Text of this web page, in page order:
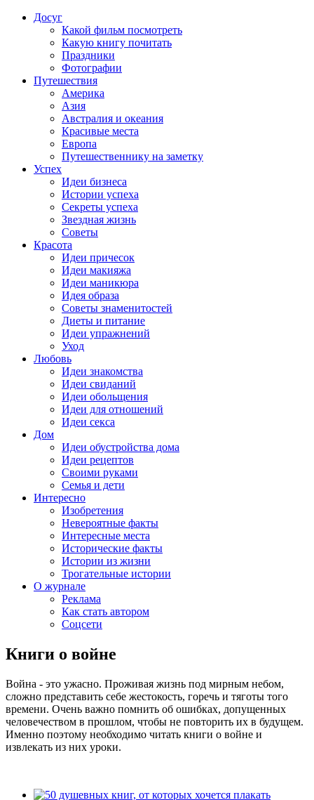
Досуг
Какой фильм посмотреть
Какую книгу почитать
Праздники
Фотографии
Путешествия
Америка
Азия
Австралия и океания
Красивые места
Европа
Путешественнику на заметку
Успех
Идеи бизнеса
Истории успеха
Секреты успеха
Звездная жизнь
Советы
Красота
Идеи причесок
Идеи макияжа
Идеи маникюра
Идея образа
Советы знаменитостей
Диеты и питание
Идеи упражнений
Уход
Любовь
Идеи знакомства
Идеи свиданий
Идеи обольщения
Идеи для отношений
Идеи секса
Дом
Идеи обустройства дома
Идеи рецептов
Своими руками
Семья и дети
Интересно
Изобретения
Невероятные факты
Интересные места
Исторические факты
Истории из жизни
Трогательные истории
О журнале
Реклама
Как стать автором
Соцсети
Книги о войне
Война - это ужасно. Проживая жизнь под мирным небом,
сложно представить себе жестокость, горечь и тяготы того
времени. Очень важно помнить об ошибках, допущенных
человечеством в прошлом, чтобы не повторить их в будущем.
Именно поэтому необходимо читать книги о войне и
извлекать из них уроки.